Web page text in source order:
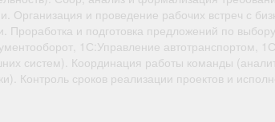
Организация и проведение рабочих встреч с
Проработка и подготовка предложений по
1С:Управление автотранспортом,
систем). Координация работы команды
Контроль сроков реализации проектов и